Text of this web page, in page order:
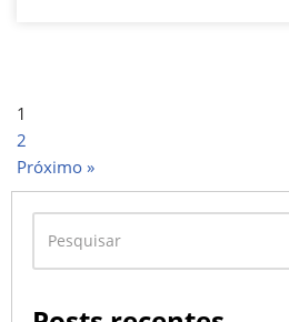
1
2
Próximo »